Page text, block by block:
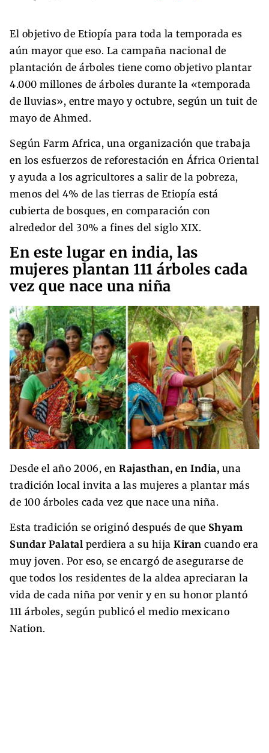
El objetivo de Etiopía para toda la temporada es
aún mayor que eso. La campaña nacional de
plantación de árboles tiene como objetivo plantar
4.000 millones de árboles durante la «temporada
de lluvias», entre mayo y octubre, según un tuit de
mayo de Ahmed.
Según Farm Africa, una organización que trabaja
en los esfuerzos de reforestación en África Oriental
y ayuda a los agricultores a salir de la pobreza,
menos del 4% de las tierras de Etiopía está
cubierta de bosques, en comparación con
alrededor del 30% a fines del siglo XIX.
En este lugar en india, las
mujeres plantan 111 árboles cada
vez que nace una niña
Desde el año 2006, en Rajasthan, en India, una
tradición local invita a las mujeres a plantar más
de 100 árboles cada vez que nace una niña.
Esta tradición se originó después de que Shyam
Sundar Palatal perdiera a su hija Kiran cuando era
muy joven. Por eso, se encargó de asegurarse de
que todos los residentes de la aldea apreciaran la
vida de cada niña por venir y en su honor plantó
111 árboles, según publicó el medio mexicano
Nation.